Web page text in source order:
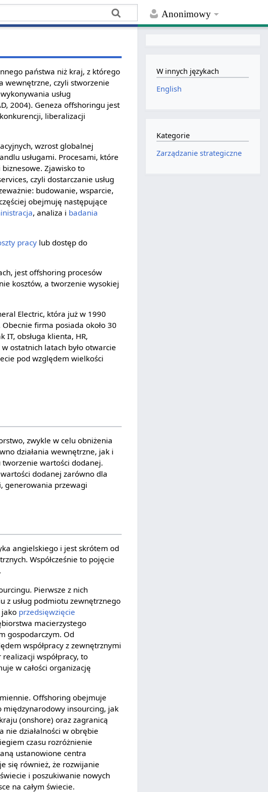
Anonimowy
państwa niż kraj, z którego
wewnętrzne, czyli stworzenie
usług
2004). Geneza offshoringu jest
liberalizacji
wzrost globalnej
usługami. Procesami, które
biznesowe. Zjawisko to
czyli dostarczanie usług
budowanie, wsparcie,
obejmuję następujące
, analiza i badania
pracy lub dostęp do
jest offshoring procesów
kosztów, a tworzenie wysokiej
Electric, która już w 1990
firma posiada około 30
obsługa klienta, HR,
ostatnich latach było otwarcie
pod względem wielkości
zwykle w celu obniżenia
działania wewnętrzne, jak i
wartości dodanej.
dodanej zarówno dla
generowania przewagi
angielskiego i jest skrótem od
Współcześnie to pojęcie
Pierwsze z nich
z usług podmiotu zewnętrznego
jako przedsięwzięcie
macierzystego
gospodarczym. Od
współpracy z zewnętrznymi
współpracy, to
w całości organizację
Offshoring obejmuje
międzynarodowy insourcing, jak
(onshore) oraz zagranicą
nie działalności w obrębie
czasu rozróżnienie
ustanowione centra
się również, że rozwijanie
i poszukiwanie nowych
na całym świecie.
W innych językach
English
Kategorie
Zarządzanie strategiczne